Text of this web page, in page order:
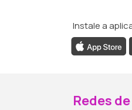
Instale a
Redes